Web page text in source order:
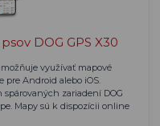
DOG GPS X30
využívať mapové
Android alebo iOS.
zariadení DOG
Mapy sú k dispozícii online